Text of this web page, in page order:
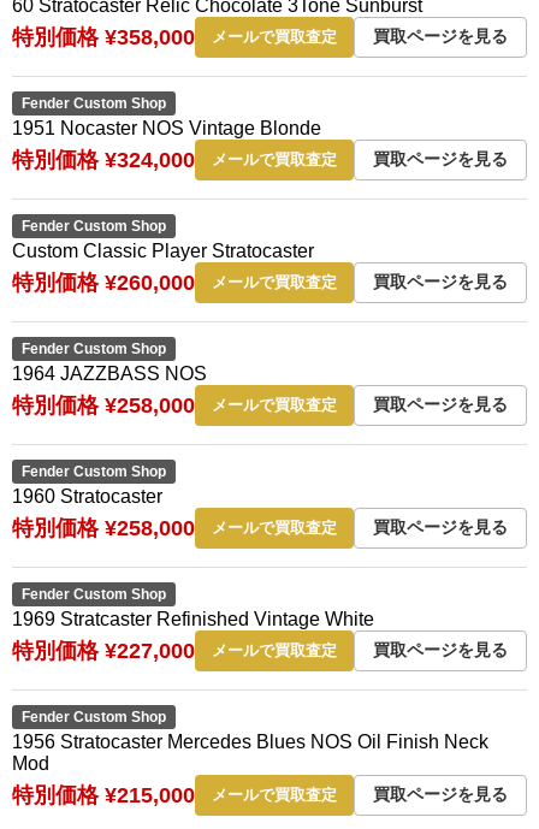
60 Stratocaster Relic Chocolate 3Tone Sunburst
特別価格 ¥358,000 メールで買取査定 買取ページを見る
Fender Custom Shop
1951 Nocaster NOS Vintage Blonde
特別価格 ¥324,000 メールで買取査定 買取ページを見る
Fender Custom Shop
Custom Classic Player Stratocaster
特別価格 ¥260,000 メールで買取査定 買取ページを見る
Fender Custom Shop
1964 JAZZBASS NOS
特別価格 ¥258,000 メールで買取査定 買取ページを見る
Fender Custom Shop
1960 Stratocaster
特別価格 ¥258,000 メールで買取査定 買取ページを見る
Fender Custom Shop
1969 Stratcaster Refinished Vintage White
特別価格 ¥227,000 メールで買取査定 買取ページを見る
Fender Custom Shop
1956 Stratocaster Mercedes Blues NOS Oil Finish Neck
Mod
特別価格 ¥215,000 メールで買取査定 買取ページを見る